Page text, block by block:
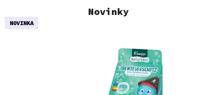
Novinky
NOVINKA
NOVINKA